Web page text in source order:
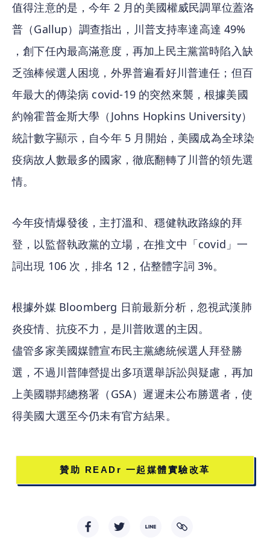
值得注意的是，今年 2 月的美國權威民調單位蓋洛
普（Gallup）調查指出，川普支持率達高達 49%
，創下任內最高滿意度，再加上民主黨當時陷入缺
乏強棒候選人困境，外界普遍看好川普連任；但百
年最大的傳染病 covid-19 的突然來襲，根據美國
約翰霍普金斯大學（Johns Hopkins University）
統計數字顯示，自今年 5 月開始，美國成為全球染
疫病故人數最多的國家，徹底翻轉了川普的領先選
情。
今年疫情爆發後，主打溫和、穩健執政路線的拜
登，以監督執政黨的立場，在推文中「covid」一
詞出現 106 次，排名 12，佔整體字詞 3%。
根據外媒 Bloomberg 日前最新分析，忽視武漢肺
炎疫情、抗疫不力，是川普敗選的主因。
儘管多家美國媒體宣布民主黨總統候選人拜登勝
選，不過川普陣營提出多項選舉訴訟與疑慮，再加
上美國聯邦總務署（GSA）遲遲未公布勝選者，使
得美國大選至今仍未有官方結果。
贊助 READr 一起媒體實驗改革